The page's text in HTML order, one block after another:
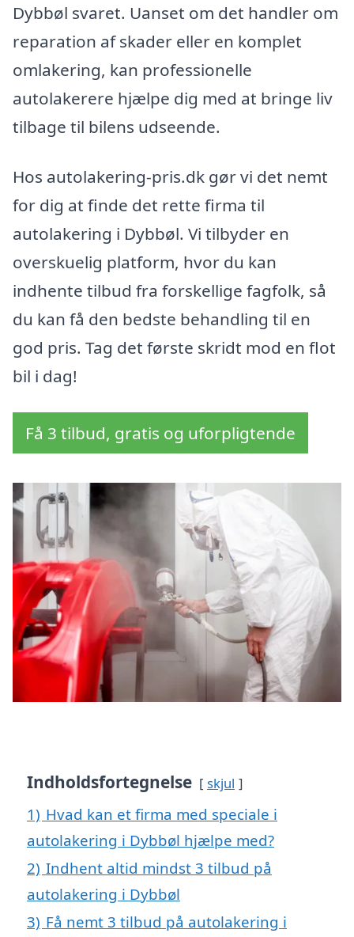
Dybbøl svaret. Uanset om det handler om
reparation af skader eller en komplet
omlakering, kan professionelle
autolakerere hjælpe dig med at bringe liv
tilbage til bilens udseende.
Hos autolakering-pris.dk gør vi det nemt
for dig at finde det rette firma til
autolakering i Dybbøl. Vi tilbyder en
overskuelig platform, hvor du kan
indhente tilbud fra forskellige fagfolk, så
du kan få den bedste behandling til en
god pris. Tag det første skridt mod en flot
bil i dag!
Få 3 tilbud, gratis og uforpligtende
Indholdsfortegnelse skjul
1) Hvad kan et firma med speciale i
autolakering i Dybbøl hjælpe med?
2) Indhent altid mindst 3 tilbud på
autolakering i Dybbøl
3) Få nemt 3 tilbud på autolakering i